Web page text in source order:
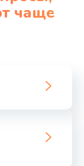
чаще